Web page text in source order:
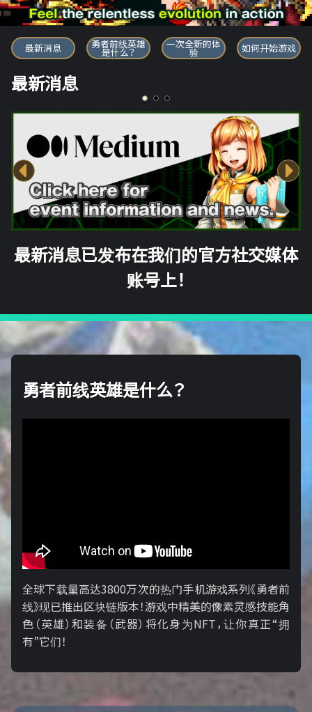
勇者前线英雄
最新消息 勇者前线英雄
是什么？
一次全新的体
验 如何开始游戏
最新消息
最新消息已发布在我们的官方社交媒体
账号上！
勇者前线英雄是什么？
全球下载量高达3800万次的热门手机游戏系列《勇者前
线》现已推出区块链版本！游戏中精美的像素灵感技能角
色（英雄）和装备（武器）将化身为NFT，让你真正“拥
有”它们！